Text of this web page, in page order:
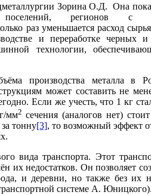
Зорина О.Д. Она
поселений, регионов с
раз уменьшается расход
и переработке черных
технологии,
производства металла в
может составить не
Если же учесть, что 1 кг
мм2 сечения (аналогов нет)
тонну[3], то возможный эффект
вида транспорта. Этот
их недостатков. Он позволяет
и деревни, но также без их
системе А.